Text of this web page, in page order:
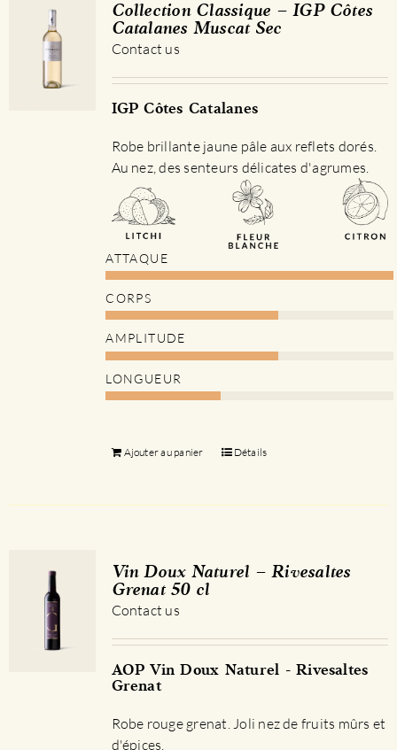
Collection Classique – IGP Côtes
Catalanes Muscat Sec
Contact us
IGP Côtes Catalanes
Robe brillante jaune pâle aux reflets dorés.
Au nez, des senteurs délicates d'agrumes.
ATTAQUE
CORPS
AMPLITUDE
LONGUEUR
Ajouter au panier Détails
Vin Doux Naturel – Rivesaltes
Grenat 50 cl
Contact us
AOP Vin Doux Naturel - Rivesaltes
Grenat
Robe rouge grenat. Joli nez de fruits mûrs et
d'épices.